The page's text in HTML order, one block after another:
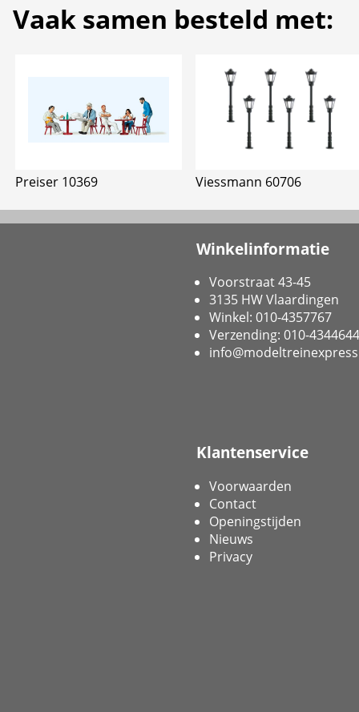
Vaak samen besteld met:
Preiser 10369 Viessmann 60706
Winkelinformatie
Voorstraat 43-45
3135 HW Vlaardingen
Winkel: 010-4357767
Verzending: 010-4344644
Klantenservice
Voorwaarden
Contact
Openingstijden
Nieuws
Privacy